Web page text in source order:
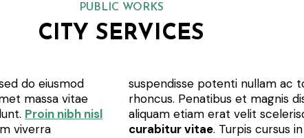
PUBLIC WORKS
CITY SERVICES
do eiusmod
massa vitae
Proin nibh nisl
viverra
suspendisse potenti nullam ac
rhoncus. Penatibus et magnis
aliquam etiam erat velit
curabitur vitae. Turpis cursus